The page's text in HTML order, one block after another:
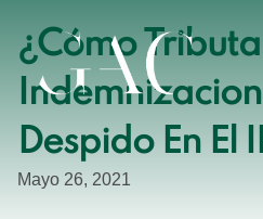
¿Cómo
Despido En El
Mayo 26, 2021